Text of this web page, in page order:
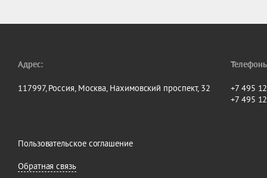
Адрес:
117997, Россия, Москва, Нахимовский проспект, 32
+7 495
+7 495
Пользовательское соглашение
Обратная связь